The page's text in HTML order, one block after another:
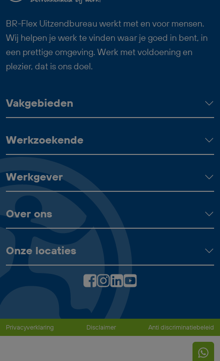
Logistiek Medewerker Dagdienst goed
bij jou.
BR-Flex Uitzendbureau werkt met en voor mensen.
Wij helpen je werk te vinden waar je goed in bent, in
een prettige omgeving. Werk met voldoening en
plezier, dat is ons doel.
Vakgebieden
Werkzoekende
Werkgever
Over ons
Onze locaties
Privacyverklaring Disclaimer Anti discriminatiebeleid